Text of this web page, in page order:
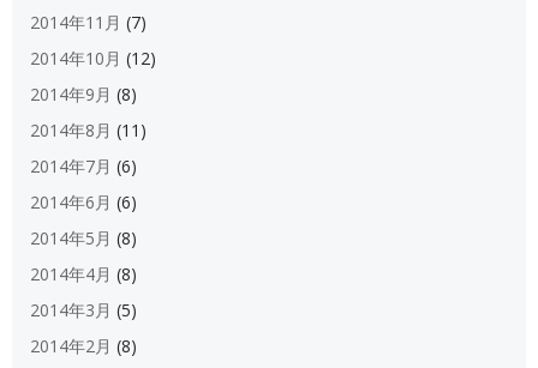
2014年11月 (7)
2014年10月 (12)
2014年9月 (8)
2014年8月 (11)
2014年7月 (6)
2014年6月 (6)
2014年5月 (8)
2014年4月 (8)
2014年3月 (5)
2014年2月 (8)